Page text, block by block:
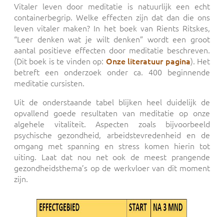
Vitaler leven door meditatie is natuurlijk een echt
containerbegrip. Welke effecten zijn dat dan die ons
leven vitaler maken? In het boek van Rients Ritskes,
“Leer denken wat je wilt denken” wordt een groot
aantal positieve effecten door meditatie beschreven.
(Dit boek is te vinden op: Onze literatuur pagina). Het
betreft een onderzoek onder ca. 400 beginnende
meditatie cursisten.
Uit de onderstaande tabel blijken heel duidelijk de
opvallend goede resultaten van meditatie op onze
algehele vitaliteit. Aspecten zoals bijvoorbeeld
psychische gezondheid, arbeidstevredenheid en de
omgang met spanning en stress komen hierin tot
uiting. Laat dat nou net ook de meest prangende
gezondheidsthema’s op de werkvloer van dit moment
zijn.